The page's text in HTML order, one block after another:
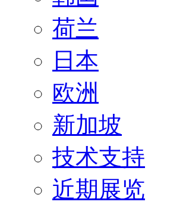
荷兰
日本
欧洲
新加坡
技术支持
近期展览